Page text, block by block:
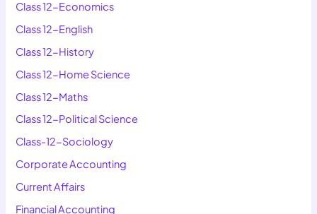
Class 12-Economics
Class 12-English
Class 12-History
Class 12-Home Science
Class 12-Maths
Class 12-Political Science
Class-12-Sociology
Corporate Accounting
Current Affairs
Financial Accounting